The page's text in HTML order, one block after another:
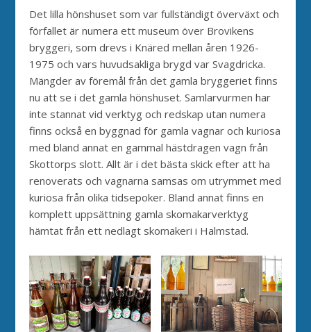
Det lilla hönshuset som var fullständigt överväxt och
förfallet är numera ett museum över Brovikens
bryggeri, som drevs i Knäred mellan åren 1926-
1975 och vars huvudsakliga brygd var Svagdricka.
Mängder av föremål från det gamla bryggeriet finns
nu att se i det gamla hönshuset. Samlarvurmen har
inte stannat vid verktyg och redskap utan numera
finns också en byggnad för gamla vagnar och kuriosa
med bland annat en gammal hästdragen vagn från
Skottorps slott. Allt är i det bästa skick efter att ha
renoverats och vagnarna samsas om utrymmet med
kuriosa från olika tidsepoker. Bland annat finns en
komplett uppsättning gamla skomakarverktyg
hämtat från ett nedlagt skomakeri i Halmstad.